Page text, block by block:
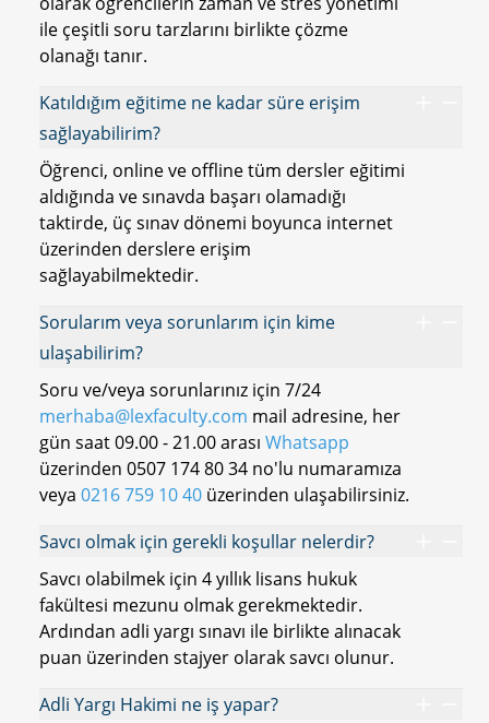
ile çeşitli soru tarzlarını birlikte çözme
olanağı tanır.
Katıldığım eğitime ne kadar süre erişim
sağlayabilirim?
Öğrenci, online ve offline tüm dersler eğitimi
aldığında ve sınavda başarı olamadığı
taktirde, üç sınav dönemi boyunca internet
üzerinden derslere erişim
sağlayabilmektedir.
Sorularım veya sorunlarım için kime
ulaşabilirim?
Soru ve/veya sorunlarınız için 7/24
merhaba@lexfaculty.com mail adresine, her
gün saat 09.00 - 21.00 arası Whatsapp
üzerinden 0507 174 80 34 no'lu numaramıza
veya 0216 759 10 40 üzerinden ulaşabilirsiniz.
Savcı olmak için gerekli koşullar nelerdir?
Savcı olabilmek için 4 yıllık lisans hukuk
fakültesi mezunu olmak gerekmektedir.
Ardından adli yargı sınavı ile birlikte alınacak
puan üzerinden stajyer olarak savcı olunur.
Adli Yargı Hakimi ne iş yapar?